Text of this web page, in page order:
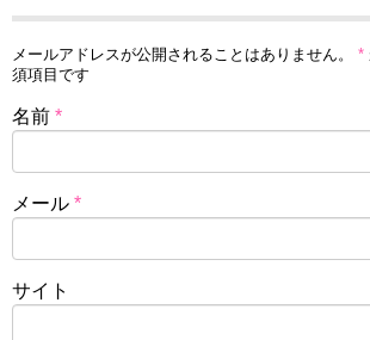
メールアドレスが公開されることはありません。 *
須項目です
名前 *
メール *
サイト